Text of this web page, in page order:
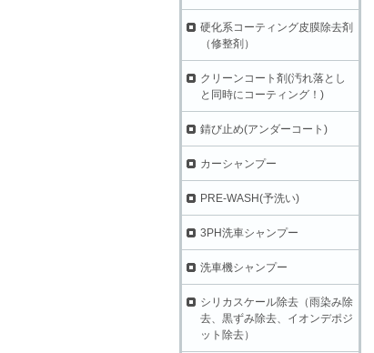
硬化系コーティング皮膜除去剤
（修整剤）
クリーンコート剤(汚れ落とし
と同時にコーティング！)
錆び止め(アンダーコート)
カーシャンプー
PRE-WASH(予洗い)
3PH洗車シャンプー
洗車機シャンプー
シリカスケール除去（雨染み除
去、黒ずみ除去、イオンデポジ
ット除去）